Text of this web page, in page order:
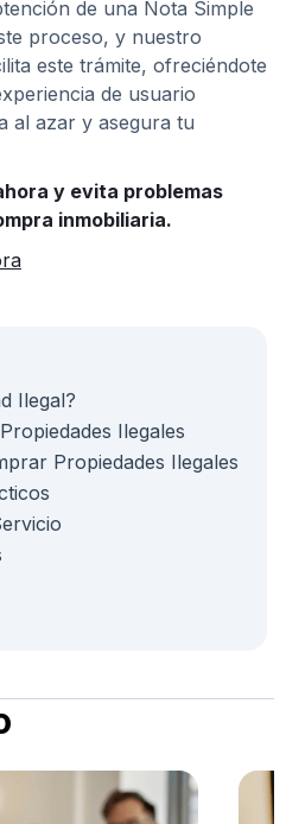
de una Nota Simple
proceso, y nuestro
este trámite, ofreciéndote
de usuario
al azar y asegura tu
y evita problemas
inmobiliaria.
Ilegal?
Ilegales
Propiedades Ilegales